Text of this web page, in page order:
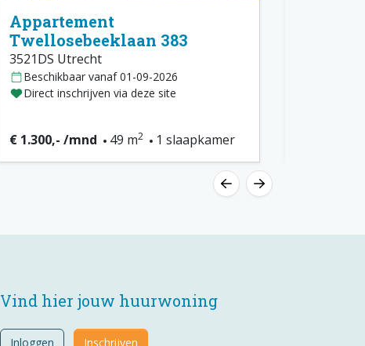
Appartement
Twellosebeeklaan 383
3521DS Utrecht
Beschikbaar vanaf 01-09-2026
Direct inschrijven via deze site
€ 1.300,- /mnd 49 m2 1 slaapkamer
Vind hier jouw huurwoning
Inloggen Inschrijven